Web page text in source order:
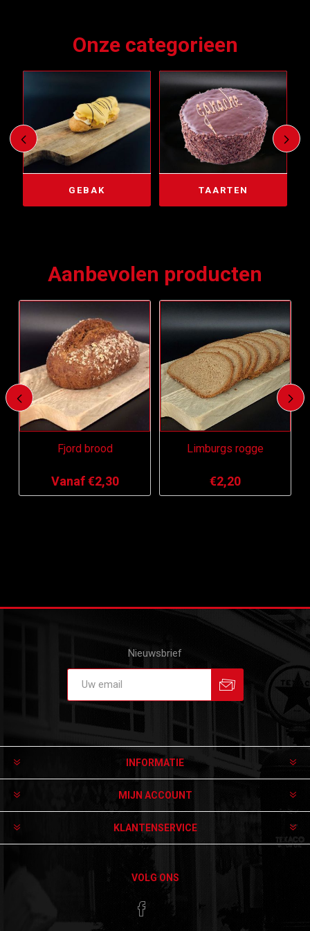
Onze categorieen
GEBAK TAARTEN
Aanbevolen producten
Fjord brood
Vanaf €2,30
Limburgs rogge
€2,20
Nieuwsbrief
INFORMATIE
MIJN ACCOUNT
KLANTENSERVICE
VOLG ONS